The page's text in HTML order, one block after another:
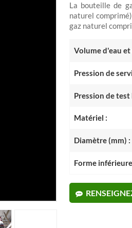
La bouteille de
naturel
gaz naturel
Volume d'eau
Pression de
Pression de
Matériel :
Diamètre (mm) :
Forme